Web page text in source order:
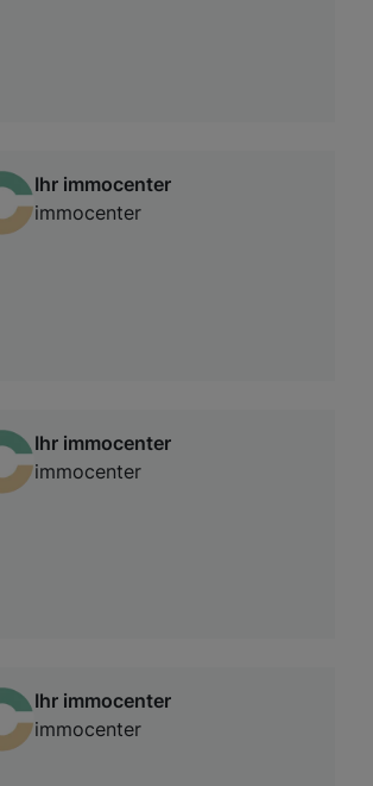
Ihr immocenter
immocenter
Ihr immocenter
immocenter
Ihr immocenter
immocenter